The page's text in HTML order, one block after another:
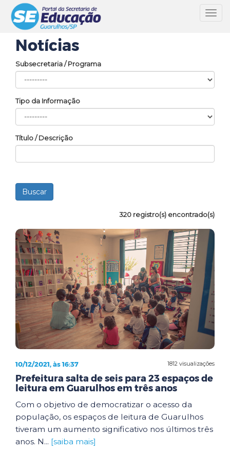
Notícias
Subsecretaria / Programa
Tipo da Informação
Título / Descrição
320 registro(s) encontrado(s)
1812 visualizações
10/12/2021, às 16:37
Prefeitura salta de seis para 23 espaços de
leitura em Guarulhos em três anos
Com o objetivo de democratizar o acesso da
população, os espaços de leitura de Guarulhos
tiveram um aumento significativo nos últimos três
anos. N... [saiba mais]